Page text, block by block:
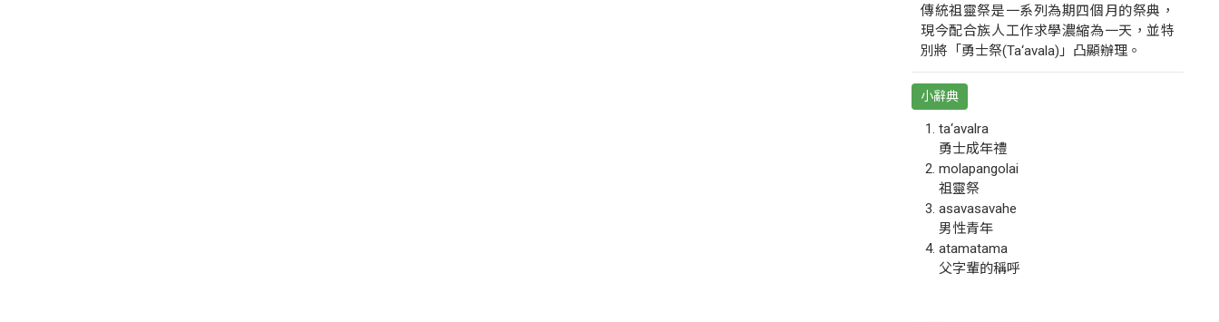
傳統祖靈祭是一系列為期四個月的祭典，
現今配合族人工作求學濃縮為一天，並特
別將「勇士祭(Ta‘avala)」凸顯辦理。
小辭典
ta‘avalra
勇士成年禮
molapangolai
祖靈祭
asavasavahe
男性青年
atamatama
父字輩的稱呼